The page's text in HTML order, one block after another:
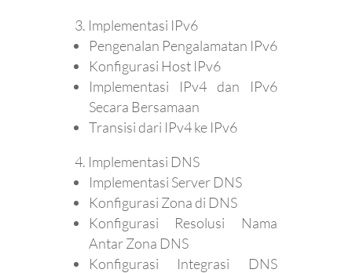
Implementasi IPv6
Pengenalan Pengalamatan IPv6
Konfigurasi Host IPv6
Implementasi IPv4 dan IPv6
Secara Bersamaan
Transisi dari IPv4 ke IPv6
Implementasi DNS
Implementasi Server DNS
Konfigurasi Zona di DNS
Konfigurasi Resolusi Nama
Antar Zona DNS
Konfigurasi Integrasi DNS